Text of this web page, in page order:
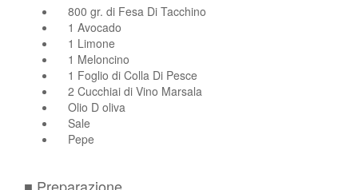
800 gr. di Fesa Di Tacchino
1 Avocado
1 Limone
1 Meloncino
1 Foglio di Colla Di Pesce
2 Cucchiai di Vino Marsala
Olio D oliva
Sale
Pepe
■ Preparazione